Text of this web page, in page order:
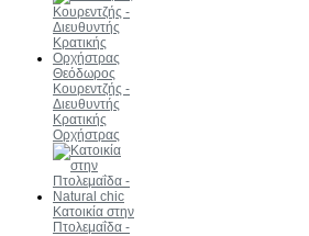
Θεόδωρος
Κουρεντζής -
Διευθυντής
Κρατικής
Ορχήστρας
Κατοικία στην
Πτολεμαΐδα -